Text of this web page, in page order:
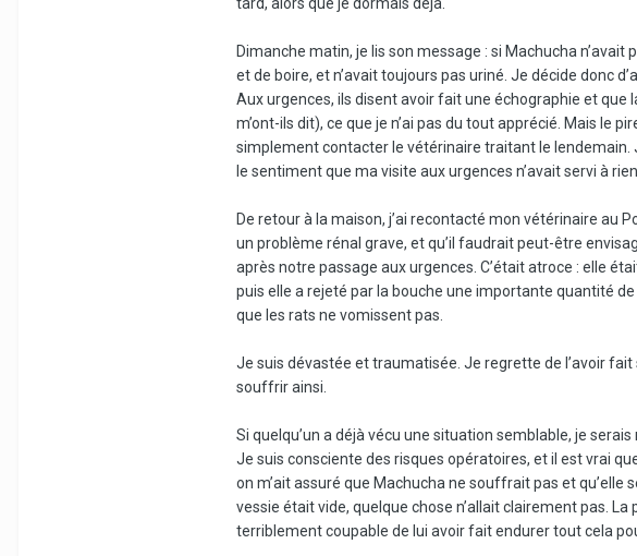
Dimanche matin, je lis son message : si Machucha
et de boire, et n’avait toujours pas uriné. Je décide donc
Aux urgences, ils disent avoir fait une échographie et que
m’ont-ils dit), ce que je n’ai pas du tout apprécié. Mais le
simplement contacter le vétérinaire traitant le lendemain.
le sentiment que ma visite aux urgences n’avait servi à
De retour à la maison, j’ai recontacté mon vétérinaire au
un problème rénal grave, et qu’il faudrait peut-être
après notre passage aux urgences. C’était atroce : elle
puis elle a rejeté par la bouche une importante quantité
que les rats ne vomissent pas.
Je suis dévastée et traumatisée. Je regrette de l’avoir
souffrir ainsi.
Si quelqu’un a déjà vécu une situation semblable, je
Je suis consciente des risques opératoires, et il est vrai
on m’ait assuré que Machucha ne souffrait pas et qu’elle
vessie était vide, quelque chose n’allait clairement pas.
terriblement coupable de lui avoir fait endurer tout cela